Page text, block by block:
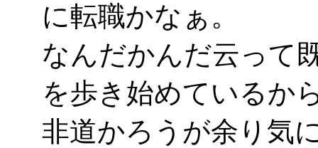
に転職かなぁ。
なんだかんだ云って
を歩き始めているか
非道かろうが余り気